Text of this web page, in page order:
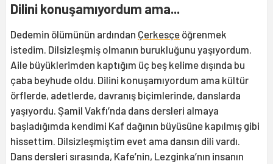
Dilini konuşamıyordum ama...
Dedemin ölümünün ardından Çerkesçe öğrenmek
istedim. Dilsizleşmiş olmanın burukluğunu yaşıyordum.
Aile büyüklerimden kaptığım üç beş kelime dışında bu
çaba beyhude oldu. Dilini konuşamıyordum ama kültür
örflerde, adetlerde, davranış biçimlerinde, danslarda
yaşıyordu. Şamil Vakfı’nda dans dersleri almaya
başladığımda kendimi Kaf dağının büyüsüne kapılmış gibi
hissettim. Dilsizleşmiştim evet ama dansın dili vardı.
Dans dersleri sırasında, Kafe’nin, Lezginka’nın insanın